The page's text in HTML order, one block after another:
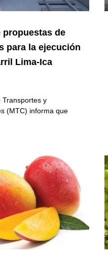
propuestas de
para la ejecución
Lima-Ica
Transportes y
(MTC) informa que